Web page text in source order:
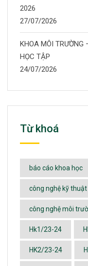
2026
27/07/2026
KHOA MÔI TRƯỜNG
HỌC TẬP
24/07/2026
Từ khoá
báo cáo khoa học
công nghệ kỹ
công nghệ môi
Hk1/23-24
HK2/23-24